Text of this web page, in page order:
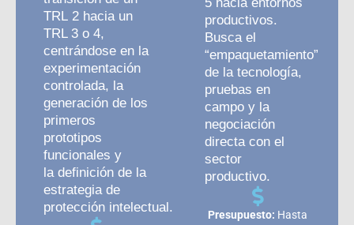
TRL 2 hacia un
TRL 3 o 4,
centrándose en la
experimentación
controlada, la
generación de los
primeros
prototipos
funcionales y
la definición de la
estrategia de
protección intelectual.
productivos.
Busca el
“empaquetamiento”
de la tecnología,
pruebas en
campo y la
negociación
directa con el
sector
productivo.
Presupuesto: Hasta